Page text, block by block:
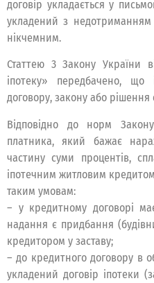
договір укладається у
укладений з
нікчемним.
Статтею 3 Закону України
іпотеку» передбачено, що
договору, закону або рішення
Відповідно до норм
платника, який бажає
частину суми процентів,
іпотечним житловим
таким умовам:
– у кредитному договорі
надання є придбання
кредитором у заставу;
– до кредитного договору в
укладений договір іпотеки